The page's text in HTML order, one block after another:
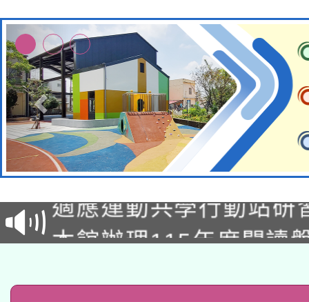
本校115學年度第2次
招甄選結果公告(無人
招)
適應運動共學行動站研
本館辦理115年度閱讀